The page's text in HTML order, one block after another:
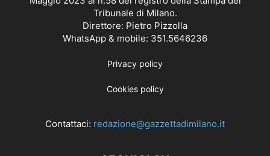
Tribunale di Milano.
Direttore: Pietro Pizzolla
WhatsApp & mobile: 351.5646236
Privacy policy
Cookies policy
Contattaci: redazione@gazzettadimilano.it